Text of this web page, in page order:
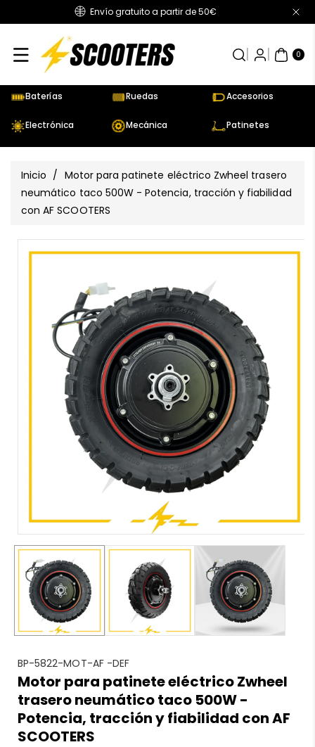
Envío gratuito a partir de 50€
0
AR
TÍC
UL
Baterías Ruedas Accesorios
Electrónica Mecánica Patinetes
Inicio / Motor para patinete eléctrico Zwheel trasero
neumático taco 500W - Potencia, tracción y fiabilidad
con AF SCOOTERS
A La
S
K
U
:
BP-5822-MOT-AF -DEF
Motor para patinete eléctrico Zwheel
trasero neumático taco 500W -
Potencia, tracción y fiabilidad con AF
SCOOTERS